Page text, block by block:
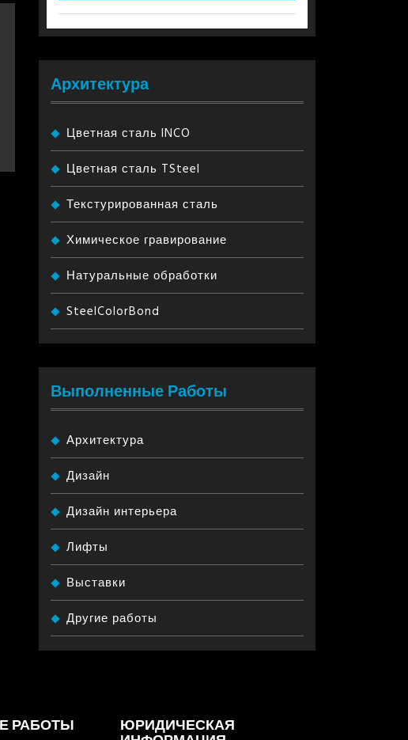
Архитектура
Цветная сталь INCO
Цветная сталь TSteel
Текстурированная сталь
Химическое гравирование
Натуральные обработки
SteelColorBond
Выполненные Работы
Архитектура
Дизайн
Дизайн интерьера
Лифты
Выставки
Другие работы
РАБОТЫ ЮРИДИЧЕСКАЯ